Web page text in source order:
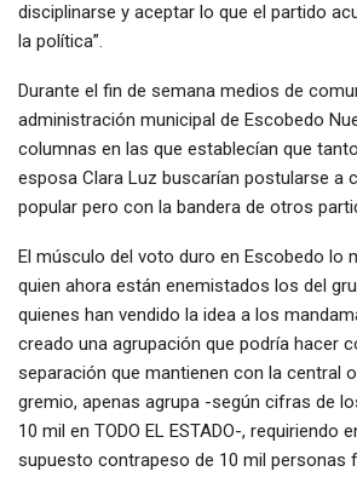
disciplinarse y aceptar lo que el partido
la política”.
Durante el fin de semana medios de
administración municipal de Escobedo
columnas en las que establecían que
esposa Clara Luz buscarían postularse a
popular pero con la bandera de otros
El músculo del voto duro en Escobedo lo
quien ahora están enemistados los del
quienes han vendido la idea a los
creado una agrupación que podría hacer
separación que mantienen con la central
gremio, apenas agrupa -según cifras de
10 mil en TODO EL ESTADO-, requiriendo
supuesto contrapeso de 10 mil personas